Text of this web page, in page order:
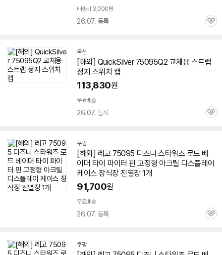
배송비 3,000원
26.07. 등록
관
옥션
[해외] QuickSilver 75095Q2 교체용 스트랩
정지 스위치 캡
113,830원
무료배송
26.07. 등록
관
쿠팡
[해외] 레고 75095 디즈니 스타워즈 로드 베
이더 타이 파이터 핀 고정형 아크릴 디스플레이
케이스 장식장 진열장 1개
91,700원
무료배송
26.07. 등록
관
쿠팡